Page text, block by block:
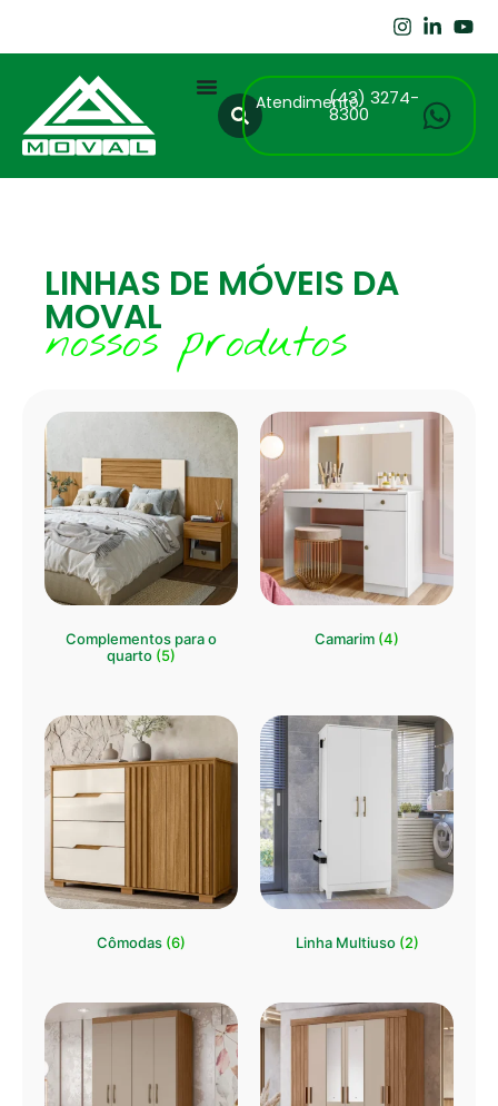
Atendimento(43) 3274-
8300
LINHAS DE MÓVEIS DA
MOVAL
nossos produtos
Complementos para o
quarto (5)
Camarim (4)
Cômodas (6) Linha Multiuso (2)